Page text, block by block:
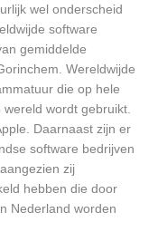
wel onderscheid
software
gemiddelde
Wereldwijde
die op hele
wordt gebruikt.
Daarnaast zijn er
software bedrijven
zij
hebben die door
Nederland worden